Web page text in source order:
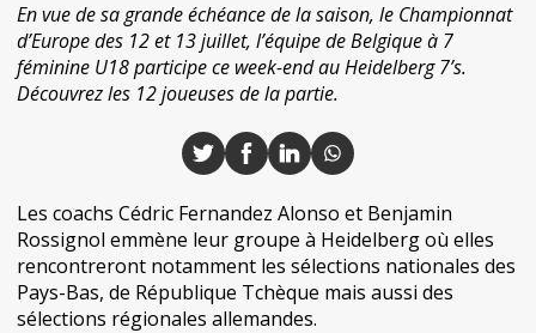
En vue de sa grande échéance de la saison, le Championnat
d’Europe des 12 et 13 juillet, l’équipe de Belgique à 7
féminine U18 participe ce week-end au Heidelberg 7’s.
Découvrez les 12 joueuses de la partie.
Les coachs Cédric Fernandez Alonso et Benjamin
Rossignol emmène leur groupe à Heidelberg où elles
rencontreront notamment les sélections nationales des
Pays-Bas, de République Tchèque mais aussi des
sélections régionales allemandes.